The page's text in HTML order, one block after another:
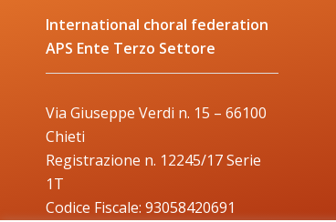
International choral federation
APS Ente Terzo Settore
Via Giuseppe Verdi n. 15 – 66100
Chieti
Registrazione n. 12245/17 Serie
1T
Codice Fiscale: 93058420691